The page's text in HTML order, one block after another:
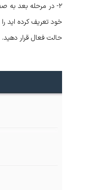
۲- در مرحله بعد به صفحه ای مشابه تصویر زیر هدایت خواهید شد. در این قسمت آدرس تمامی
حالت فعال قرار دهید.